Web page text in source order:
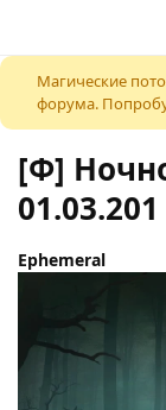
К содержимому
Магические
форума.
[Ф]
01.03.201
Ephemeral